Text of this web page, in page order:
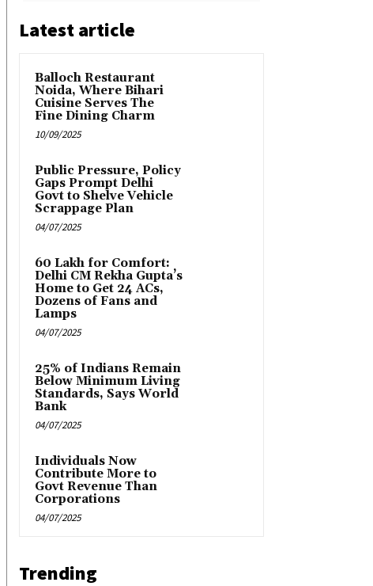
Latest article
Balloch Restaurant
Noida, Where Bihari
Cuisine Serves The
Fine Dining Charm
10/09/2025
Public Pressure, Policy
Gaps Prompt Delhi
Govt to Shelve Vehicle
Scrappage Plan
04/07/2025
₹60 Lakh for Comfort:
Delhi CM Rekha Gupta’s
Home to Get 24 ACs,
Dozens of Fans and
Lamps
04/07/2025
25% of Indians Remain
Below Minimum Living
Standards, Says World
Bank
04/07/2025
Individuals Now
Contribute More to
Govt Revenue Than
Corporations
04/07/2025
Trending